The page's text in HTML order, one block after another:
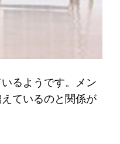
るようです。メン
ているのと関係が